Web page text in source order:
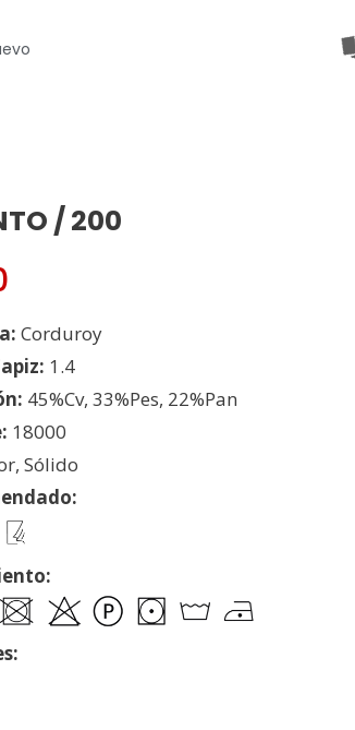
/ 200
Corduroy
1.4
45%Cv, 33%Pes, 22%Pan
18000
Sólido